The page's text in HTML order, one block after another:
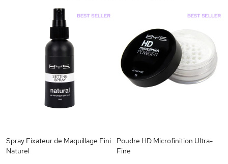
Spray Fixateur de Maquillage Fini
Naturel
Poudre HD Microfinition Ultra-
Fine